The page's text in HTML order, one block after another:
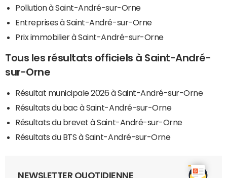
Pollution à Saint-André-sur-Orne
Entreprises à Saint-André-sur-Orne
Prix immobilier à Saint-André-sur-Orne
Tous les résultats officiels à Saint-André-
sur-Orne
Résultat municipale 2026 à Saint-André-sur-Orne
Résultats du bac à Saint-André-sur-Orne
Résultats du brevet à Saint-André-sur-Orne
Résultats du BTS à Saint-André-sur-Orne
NEWSLETTER QUOTIDIENNE